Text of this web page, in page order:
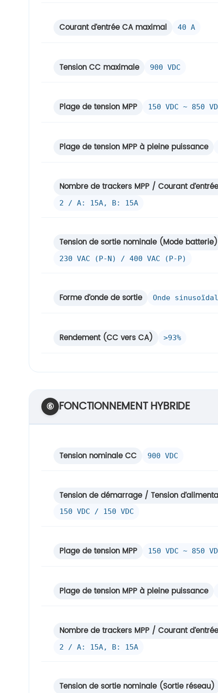
Courant d‘entrée CA maximal 40 A
Tension CC maximale 900 VDC
Plage de tension MPP 150 VDC ~ 850
Plage de tension MPP à pleine puissance
Nombre de trackers MPP / Courant
2 / A: 15A, B: 15A
Tension de sortie nominale (Mode batterie)
230 VAC (P-N) / 400 VAC (P-P)
Forme d‘onde de sortie Onde
Rendement (CC vers CA) >93%
⑥ FONCTIONNEMENT HYBRIDE
Tension nominale CC 900 VDC
Tension de démarrage / Tension
150 VDC / 150 VDC
Plage de tension MPP 150 VDC ~ 850
Plage de tension MPP à pleine puissance
Nombre de trackers MPP / Courant
2 / A: 15A, B: 15A
Tension de sortie nominale (Sortie réseau)